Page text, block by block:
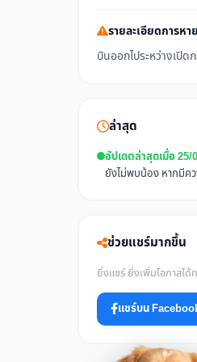
รายละเอียดการหาย
บินออกไประหว่างเปิด
ล่าสุด
อัปเดตล่าสุดเมื่อ 25/
ยังไม่พบน้อง หากมีคว
ช่วยแชร์มากขึ้น
ยิ่งแชร์ ยิ่งเพิ่มโอกาสได้
แชร์บน